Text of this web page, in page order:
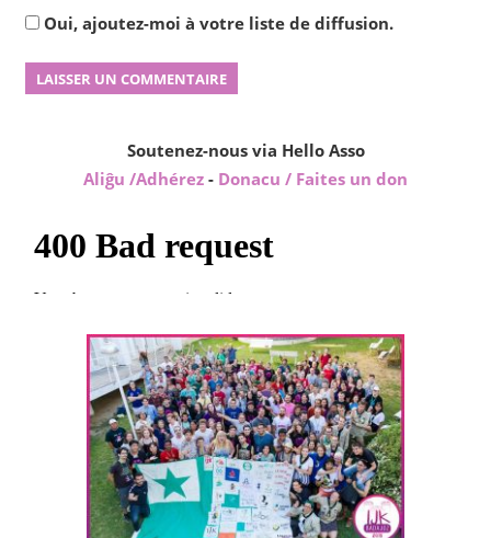
Oui, ajoutez-moi à votre liste de diffusion.
Soutenez-nous via Hello Asso
Aliĝu /Adhérez - Donacu / Faites un don